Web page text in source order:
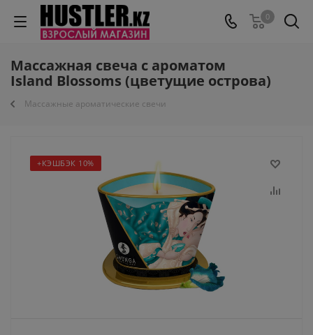
0
Массажная свеча с ароматом
Island Blossoms (цветущие острова)
Массажные ароматические свечи
+КЭШБЭК 10%